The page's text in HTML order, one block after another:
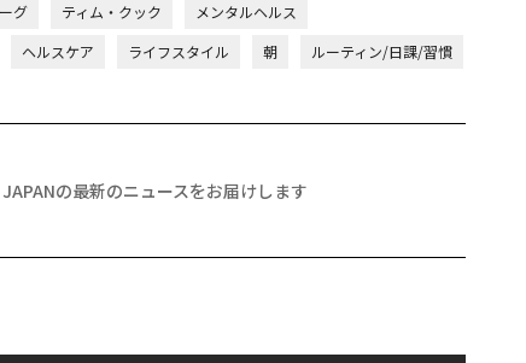
グ ティム・クック
メンタルヘルス
ヘルスケア ライフスタイル 朝 ルーティン/日課/習慣
の最新のニュースをお届けします